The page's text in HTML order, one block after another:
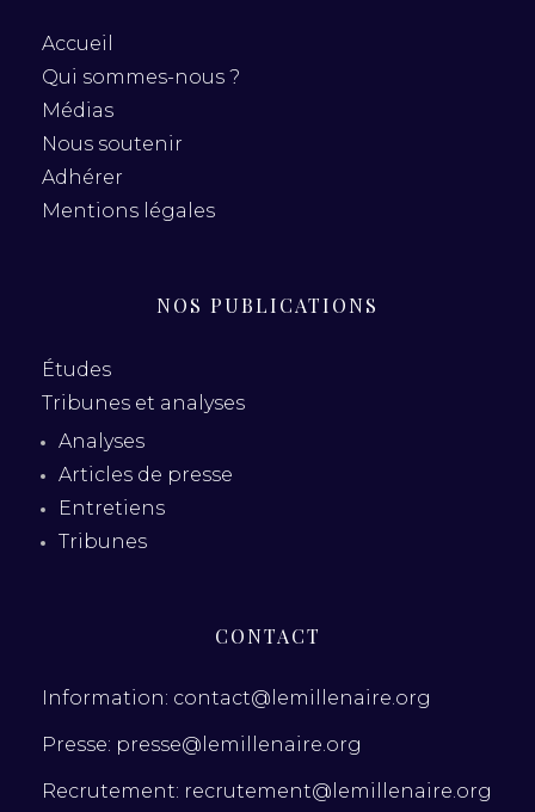
Accueil
Qui sommes-nous ?
Médias
Nous soutenir
Adhérer
Mentions légales
NOS PUBLICATIONS
Études
Tribunes et analyses
Analyses
Articles de presse
Entretiens
Tribunes
CONTACT
Information: contact@lemillenaire.org
Presse: presse@lemillenaire.org
Recrutement: recrutement@lemillenaire.org